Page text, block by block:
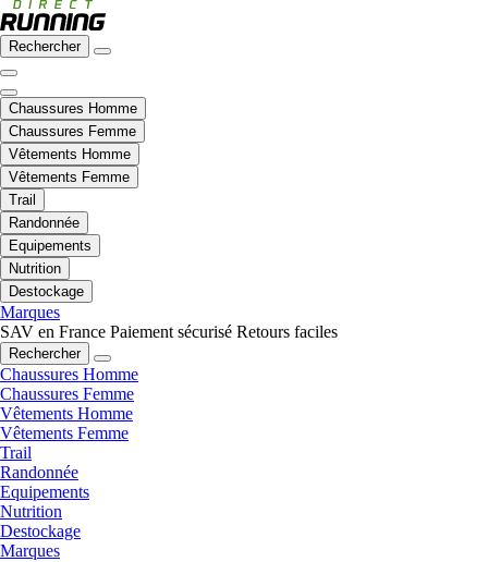
Rechercher
Chaussures Homme
Chaussures Femme
Vêtements Homme
Vêtements Femme
Trail
Randonnée
Equipements
Nutrition
Destockage
Marques
SAV en France Paiement sécurisé Retours faciles
Rechercher
Chaussures Homme
Chaussures Femme
Vêtements Homme
Vêtements Femme
Trail
Randonnée
Equipements
Nutrition
Destockage
Marques